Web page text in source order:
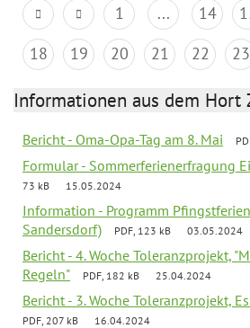
1 ... 14
18
19 20 21 22 23
Informationen aus dem Hort
Bericht - Oma-Opa-Tag am 8. Mai
Formular - Sommerferienerfragung
73 kB
15.05.2024
Information - Programm
Sandersdorf)
PDF, 123 kB 03.05.2024
Bericht - 4. Woche Toleranzprojekt,
Regeln"
PDF, 182 kB 25.04.2024
Bericht - 3. Woche Toleranzprojekt,
PDF, 207 kB 16.04.2024